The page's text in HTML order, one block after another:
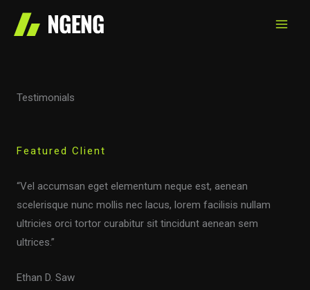
Testimonials
Featured Client
“Vel accumsan eget elementum neque est, aenean
scelerisque nunc mollis nec lacus, lorem facilisis nullam
ultricies orci tortor curabitur sit tincidunt aenean sem
ultrices.”
Ethan D. Saw